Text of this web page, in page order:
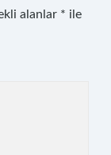
alanlar * ile